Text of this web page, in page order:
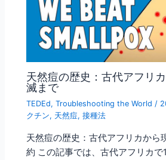
天然痘の歴史：古代アフリ
滅まで
TEDEd,Troubleshooting the World /
クチン, 天然痘,接種法
天然痘の歴史：古代アフリカから
約 この記事では、古代アフリカ